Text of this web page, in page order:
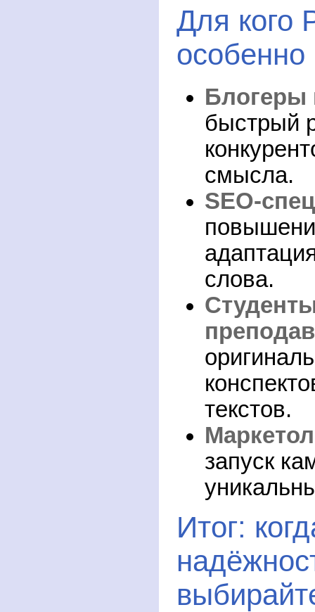
Для кого
особенно
Блогеры
быстрый
смысла.
SEO-
слова.
текстов.
запуск
Итог: